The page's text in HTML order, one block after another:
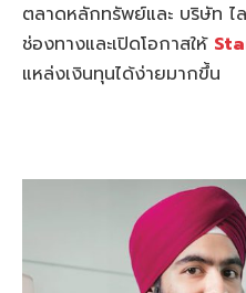
ตลาดหลักทรัพย์และ บริษัท
ช่องทางและเปิดโอกาสให้
แหล่งเงินทุนได้ง่ายมากขึ้น